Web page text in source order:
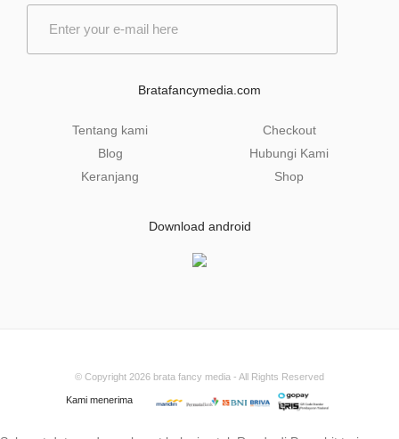
Bratafancymedia.com
Tentang kami
Blog
Keranjang
Checkout
Hubungi Kami
Shop
Download android
Kami menerima
© Copyright 2026 brata fancy media - All Rights Reserved